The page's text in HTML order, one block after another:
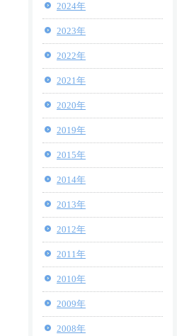
2024年
2023年
2022年
2021年
2020年
2019年
2015年
2014年
2013年
2012年
2011年
2010年
2009年
2008年